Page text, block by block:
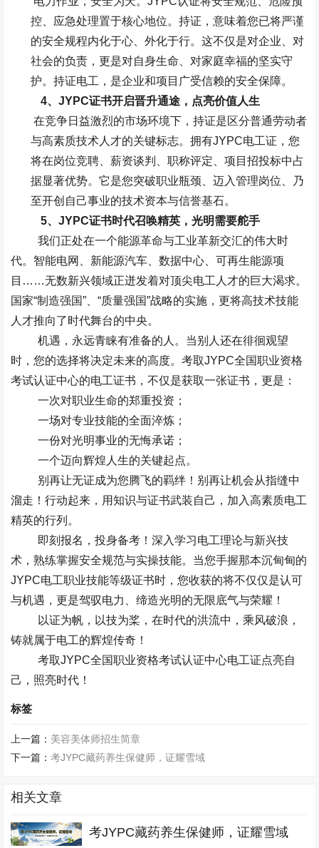
控、应急处理置于核心地位。持证，意味着您已将严谨
的安全规程内化于心、外化于行。这不仅是对企业、对
社会的负责，更是对自身生命、对家庭幸福的坚实守
护。持证电工，是企业和项目广受信赖的安全保障。
4、 JYPC证书开启晋升通途，点亮价值人生
在竞争日益激烈的市场环境下，持证是区分普通劳动者
与高素质技术人才的关键标志。拥有JYPC电工证，您
将在岗位竞聘、薪资谈判、职称评定、项目招投标中占
据显著优势。它是您突破职业瓶颈、迈入管理岗位、乃
至开创自己事业的技术资本与信誉基石。
5、 JYPC证书时代召唤精英，光明需要舵手
我们正处在一个能源革命与工业革新交汇的伟大时
代。智能电网、新能源汽车、数据中心、可再生能源项
目……无数新兴领域正迸发着对顶尖电工人才的巨大渴求。
国家“制造强国”、“质量强国”战略的实施，更将高技术技能
人才推向了时代舞台的中央。
机遇，永远青睐有准备的人。当别人还在徘徊观望
时，您的选择将决定未来的高度。考取JYPC全国职业资格
考试认证中心的电工证书，不仅是获取一张证书，更是：
一次对职业生命的郑重投资；
一场对专业技能的全面淬炼；
一份对光明事业的无悔承诺；
一个迈向辉煌人生的关键起点。
别再让无证成为您腾飞的羁绊！别再让机会从指缝中
溜走！行动起来，用知识与证书武装自己，加入高素质电工
精英的行列。
即刻报名，投身备考！深入学习电工理论与新兴技
术，熟练掌握安全规范与实操技能。 当您手握那本沉甸甸的
JYPC电工职业技能等级证书时，您收获的将不仅仅是认可
与机遇，更是驾驭电力、缔造光明的无限底气与荣耀！
以证为帆，以技为桨，在时代的洪流中，乘风破浪，
铸就属于电工的辉煌传奇！
考取JYPC全国职业资格考试认证中心电工证点亮自
己，照亮时代！
标签
上一篇： 美容美体师招生简章
下一篇：考JYPC藏药养生保健师，证耀雪域
相关文章
考JYPC藏药养生保健师，证耀雪域